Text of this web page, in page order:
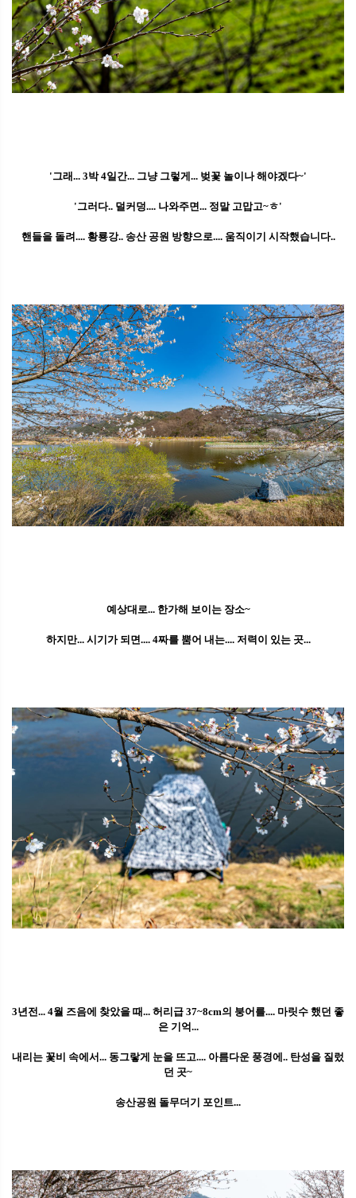
'그래... 3박 4일간... 그냥 그렇게... 벚꽃 놀이나 해야겠다~'
'그러다.. 덜커덩.... 나와주면... 정말 고맙고~ㅎ'
핸들을 돌려.... 황룡강.. 송산 공원 방향으로.... 움직이기 시작했습니다..
예상대로... 한가해 보이는 장소~
하지만... 시기가 되면.... 4짜를 뿜어 내는.... 저력이 있는 곳...
3년전... 4월 즈음에 찾았을 때... 허리급 37~8cm의 붕어를.... 마릿수 했던 좋
은 기억...
내리는 꽃비 속에서... 동그랗게 눈을 뜨고.... 아름다운 풍경에.. 탄성을 질렀
던 곳~
송산공원 돌무더기 포인트...